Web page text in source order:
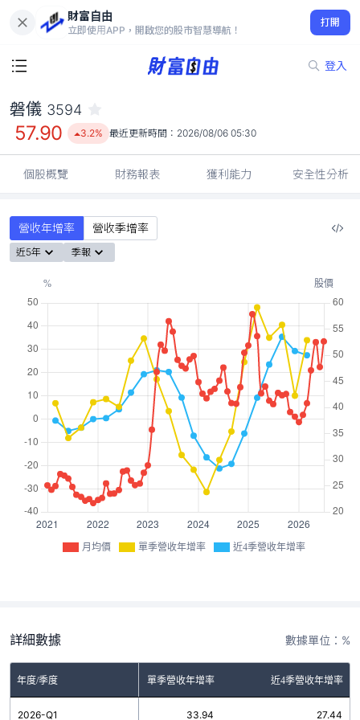
財富自由
立即使用APP，開啟您的股市智慧導航！
打開
登入
57.90
3.2%
磐儀 3594
57.90 3.2% 最近更新時間： 2026/08/06 05:30
個股概覽 財務報表 獲利能力 安全性分析
營收年增率 營收季增率
近5年 季報
月均價 單季營收年增率 近4季營收年增率
詳細數據 數據單位：%
年度/季度 單季營收年增率 近4季營收年增率
2026-Q1 33.94 27.44